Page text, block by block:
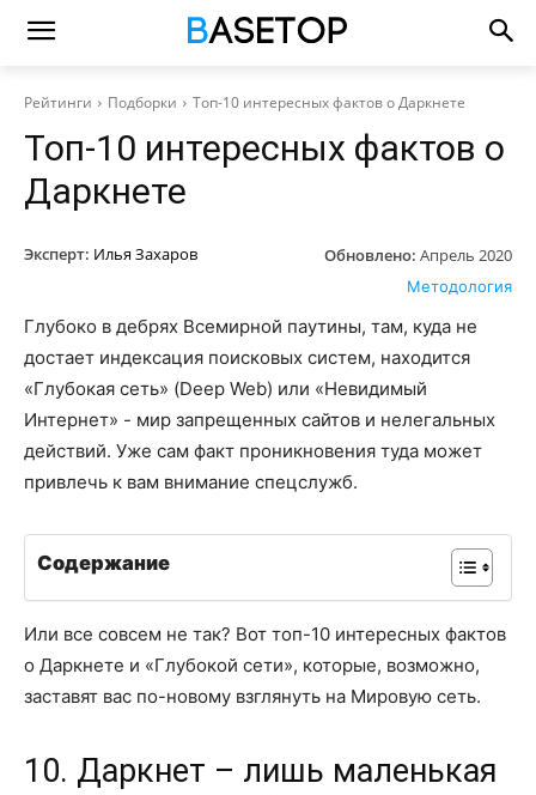
Рейтинги Подборки Топ-10 интересных фактов о Даркнете
Топ-10 интересных фактов о
Даркнете
Эксперт: Илья Захаров Обновлено: Апрель 2020
Методология
Глубоко в дебрях Всемирной паутины, там, куда не
достает индексация поисковых систем, находится
«Глубокая сеть» (Deep Web) или «Невидимый
Интернет» - мир запрещенных сайтов и нелегальных
действий. Уже сам факт проникновения туда может
привлечь к вам внимание спецслужб.
Содержание
Или все совсем не так? Вот топ-10 интересных фактов
о Даркнете и «Глубокой сети», которые, возможно,
заставят вас по-новому взглянуть на Мировую сеть.
10. Даркнет – лишь маленькая